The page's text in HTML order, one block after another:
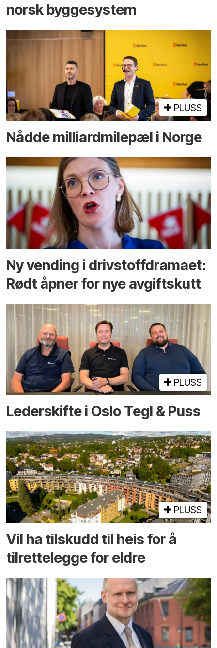
norsk bygge­system
PLUSS
Nådde milliard­­milepæl i Norge
Ny vending i drivstoffdramaet:
Rødt åpner for nye avgiftskutt
PLUSS
Lederskifte i Oslo Tegl & Puss
PLUSS
Vil ha tilskudd til heis for å
tilrettelegge for eldre